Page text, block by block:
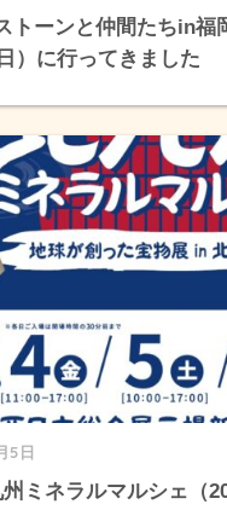
トーンと仲間たちin福
）に行ってきました
5日
ミネラルマルシェ（